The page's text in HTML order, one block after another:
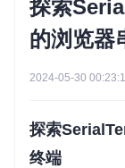
探索
的浏览器
2024-05-30
探索
终端